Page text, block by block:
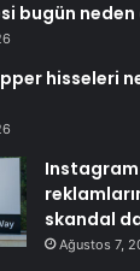
bugün neden
hisseleri
Instagram
skandal
Ağustos 7,